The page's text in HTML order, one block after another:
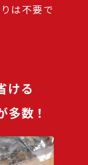
は不要で
ける
多数！